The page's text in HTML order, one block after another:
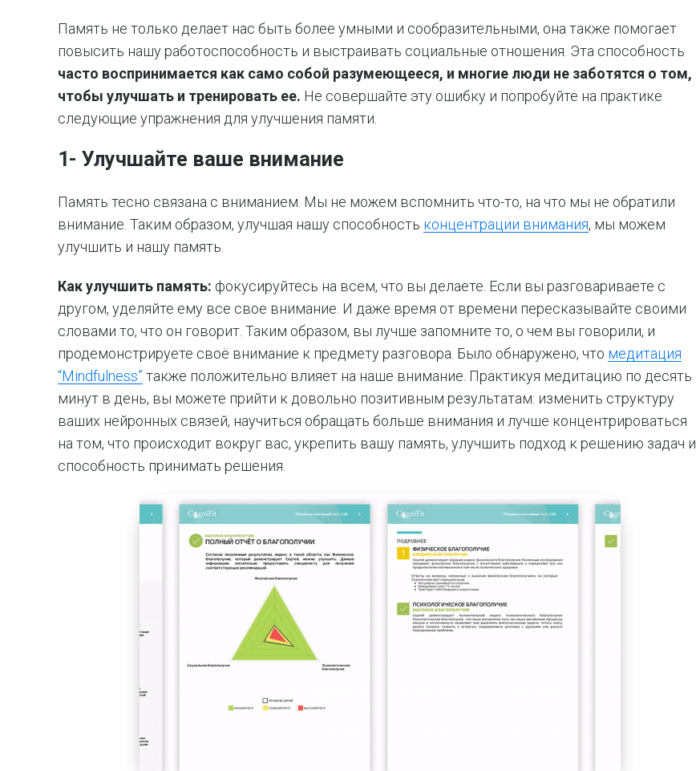
Память не только делает нас быть более умными и сообразительными, она также помогает
повысить нашу работоспособность и выстраивать социальные отношения. Эта способность
часто воспринимается как само собой разумеющееся, и многие люди не заботятся о том,
чтобы улучшать и тренировать ее. Не совершайте эту ошибку и попробуйте на практике
следующие упражнения для улучшения памяти.
1- Улучшайте ваше внимание
Память тесно связана с вниманием. Мы не можем вспомнить что-то, на что мы не обратили
внимание. Таким образом, улучшая нашу способность концентрации внимания, мы можем
улучшить и нашу память.
Как улучшить память: фокусируйтесь на всем, что вы делаете. Если вы разговариваете с
другом, уделяйте ему все свое внимание. И даже время от времени пересказывайте своими
словами то, что он говорит. Таким образом, вы лучше запомните то, о чем вы говорили, и
продемонстрируете своё внимание к предмету разговора. Было обнаружено, что медитация
“Mindfulness” также положительно влияет на наше внимание. Практикуя медитацию по десять
минут в день, вы можете прийти к довольно позитивным результатам: изменить структуру
ваших нейронных связей, научиться обращать больше внимания и лучше концентрироваться
на том, что происходит вокруг вас, укрепить вашу память, улучшить подход к решению задач и
способность принимать решения.